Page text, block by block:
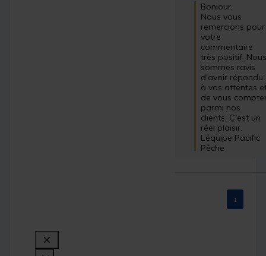
Bonjour,
Nous vous
remercions pour
votre
commentaire
très positif.
sommes ravis
d'avoir répondu
à vos attentes
de vous
parmi nos
clients. C'est un
réel plaisir.
L’équipe Pacific
Pêche
1